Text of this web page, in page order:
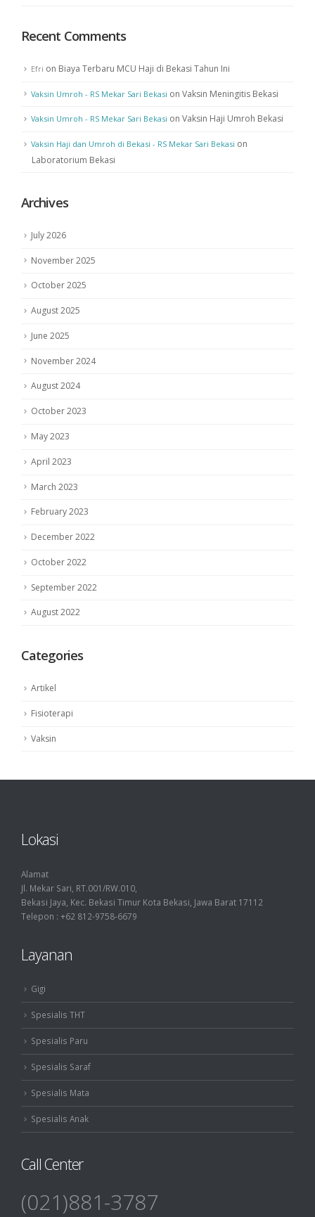
Recent Comments
Efri on Biaya Terbaru MCU Haji di Bekasi Tahun Ini
Vaksin Umroh - RS Mekar Sari Bekasi on Vaksin Meningitis Bekasi
Vaksin Umroh - RS Mekar Sari Bekasi on Vaksin Haji Umroh Bekasi
Vaksin Haji dan Umroh di Bekasi - RS Mekar Sari Bekasi on
Laboratorium Bekasi
Archives
July 2026
November 2025
October 2025
August 2025
June 2025
November 2024
August 2024
October 2023
May 2023
April 2023
March 2023
February 2023
December 2022
October 2022
September 2022
August 2022
Categories
Artikel
Fisioterapi
Vaksin
Lokasi
Alamat
Jl. Mekar Sari, RT.001/RW.010,
Bekasi Jaya, Kec. Bekasi Timur Kota Bekasi, Jawa Barat 17112
Telepon : +62 812-9758-6679
Layanan
Gigi
Spesialis THT
Spesialis Paru
Spesialis Saraf
Spesialis Mata
Spesialis Anak
Call Center
(021)881-3787